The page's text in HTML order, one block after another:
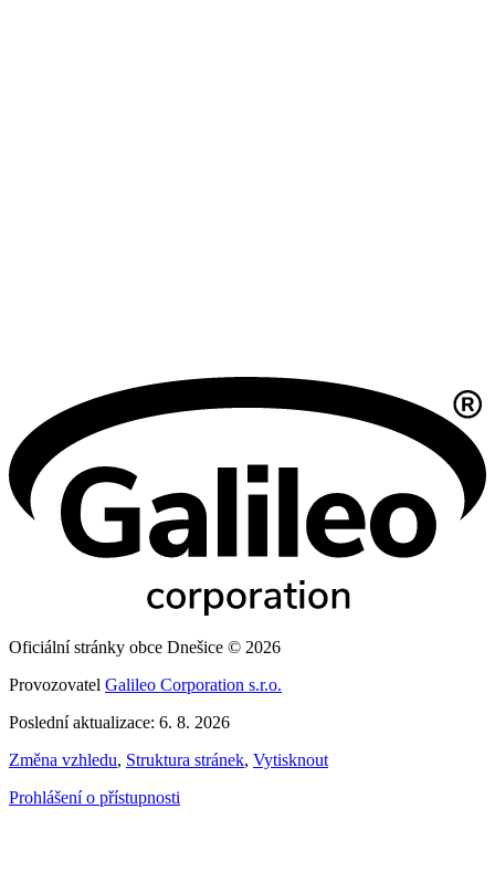
Oficiální stránky obce Dnešice © 2026
Provozovatel Galileo Corporation s.r.o.
Poslední aktualizace: 6. 8. 2026
Změna vzhledu, Struktura stránek, Vytisknout
Prohlášení o přístupnosti